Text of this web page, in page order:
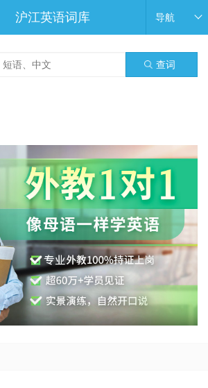
沪江英语词库 导航
查词